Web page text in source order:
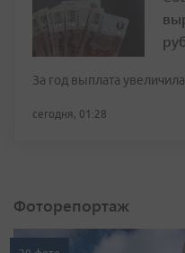
За год выплата
сегодня, 01:28
Фоторепортаж